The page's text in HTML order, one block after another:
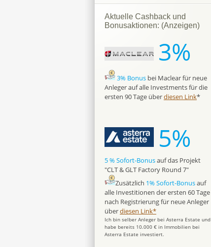
Aktuelle Cashback und
Bonusaktionen: (Anzeigen)
3%
3% Bonus bei Maclear für neue
Anleger auf alle Investments für die
ersten 90 Tage überdiesen Link*
5%
5 % Sofort-Bonusauf das Projekt
"CLT & GLT Factory Round 7"
Zusätzlich 1% Sofort-Bonusauf
alle Investitionen der ersten 60 Tage
nach Registrierung für neue Anleger
überdiesen Link*
Ich bin selber Anleger bei Asterra Estate und
habe bereits 10.000 € in Immobilien bei
Asterra Estate investiert.